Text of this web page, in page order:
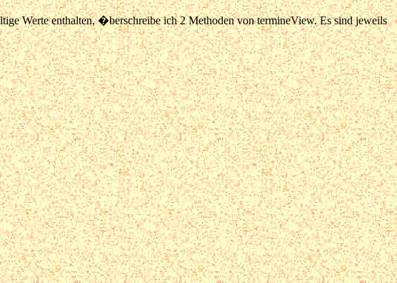
Werte enthalten, �berschreibe ich 2 Methoden von termineView. Es sind jeweils